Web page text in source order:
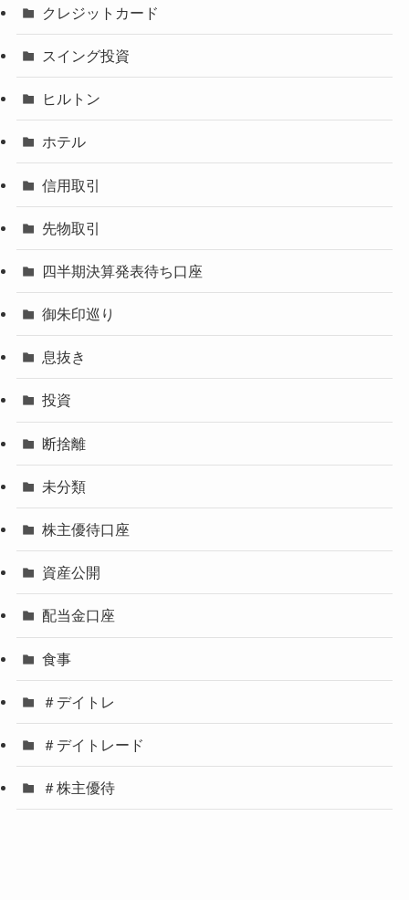
クレジットカード
スイング投資
ヒルトン
ホテル
信用取引
先物取引
四半期決算発表待ち口座
御朱印巡り
息抜き
投資
断捨離
未分類
株主優待口座
資産公開
配当金口座
食事
＃デイトレ
＃デイトレード
＃株主優待